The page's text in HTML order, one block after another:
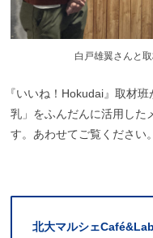
白戸雄翼さんと
『いいね！Hokudai』取材
乳」をふんだんに活用した
す。あわせてご覧ください
北大マルシェ